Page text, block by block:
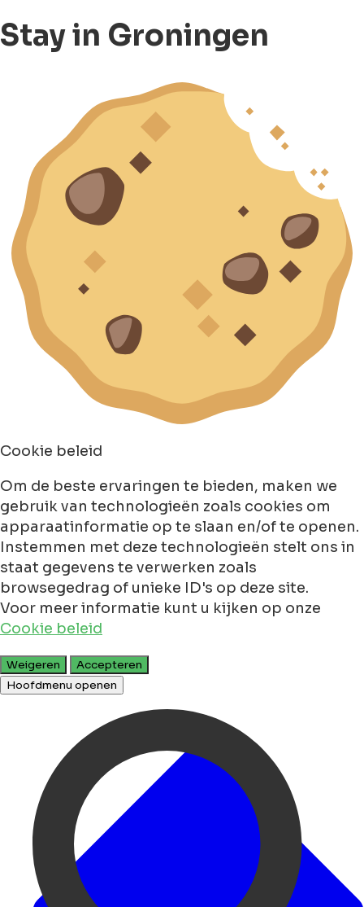
Stay in Groningen
Cookie beleid
Om de beste ervaringen te bieden, maken we
gebruik van technologieën zoals cookies om
apparaatinformatie op te slaan en/of te openen.
Instemmen met deze technologieën stelt ons in
staat gegevens te verwerken zoals
browsegedrag of unieke ID's op deze site.
Voor meer informatie kunt u kijken op onze
Cookie beleid
Weigeren
Accepteren
Hoofdmenu openen